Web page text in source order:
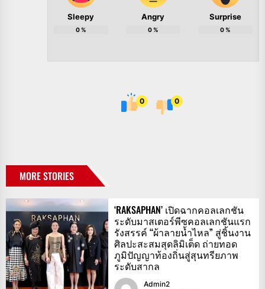
Sleepy
0%
Angry
0%
Surprise
0%
0 0
MORE STORIES
‘RAKSAPHAN’ เปิดฉากคอลเลกชัน
ระดับมาสเตอร์พีซคอลเลกชันแรก
รังสรรค์ “ผ้าลายน้ำไหล” สู่ชิ้นงาน
ศิลปะสะสมสุดลิมิเต็ด ถ่ายทอด
ภูมิปัญญาท้องถิ่นสู่สุนทรียภาพ
ระดับสากล
Admin2